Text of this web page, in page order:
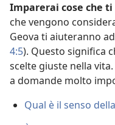
Imparerai cose che
che vengono
Geova ti aiuteranno
4:5). Questo significa
scelte giuste nella
a domande molto
Qual è il senso